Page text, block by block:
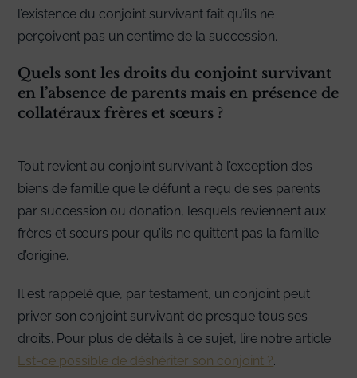
l’existence du conjoint survivant fait qu’ils ne
perçoivent pas un centime de la succession.
Quels sont les droits du conjoint survivant
en l’absence de parents mais en présence de
collatéraux frères et sœurs ?
Tout revient au conjoint survivant à l’exception des
biens de famille que le défunt a reçu de ses parents
par succession ou donation, lesquels reviennent aux
frères et sœurs pour qu’ils ne quittent pas la famille
d’origine.
Il est rappelé que, par testament, un conjoint peut
priver son conjoint survivant de presque tous ses
droits. Pour plus de détails à ce sujet, lire notre article
Est-ce possible de déshériter son conjoint ?.